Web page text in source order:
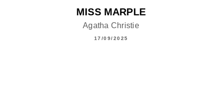
MISS MARPLE
Agatha Christie
17/09/2025